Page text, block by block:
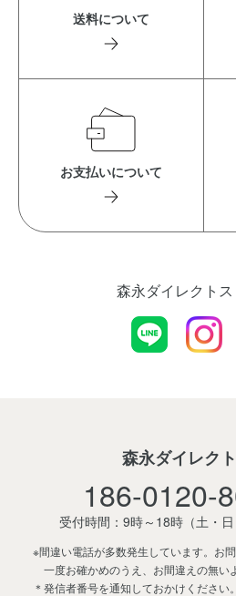
送料について
お支払いについて
森永ダイレクト
森永ダイレク
186-0120-
受付時間：9時～18時 （土・
※間違い電話が多数発生しています。お
一度お確かめのうえ、お間違えの無い
＊発信者番号を通知しておかけください。